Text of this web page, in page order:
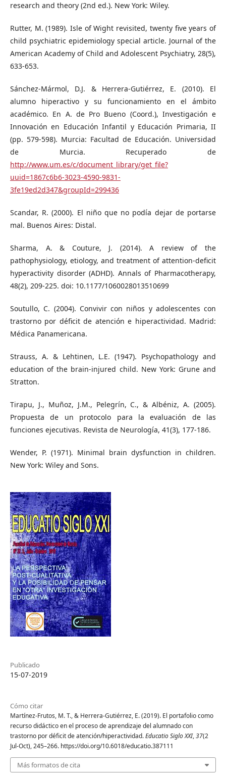
research and theory (2nd ed.). New York: Wiley.
Rutter, M. (1989). Isle of Wight revisited, twenty five years of
child psychiatric epidemiology special article. Journal of the
American Academy of Child and Adolescent Psychiatry, 28(5),
633-653.
Sánchez-Mármol, D.J. & Herrera-Gutiérrez, E. (2010). El
alumno hiperactivo y su funcionamiento en el ámbito
académico. En A. de Pro Bueno (Coord.), Investigación e
Innovación en Educación Infantil y Educación Primaria, II
(pp. 579-598). Murcia: Facultad de Educación. Universidad
de Murcia. Recuperado de
http://www.um.es/c/document_library/get_file?
uuid=1867c6b6-3023-4590-9831-
3fe19ed2d347&groupId=299436
Scandar, R. (2000). El niño que no podía dejar de portarse
mal. Buenos Aires: Distal.
Sharma, A. & Couture, J. (2014). A review of the
pathophysiology, etiology, and treatment of attention-deficit
hyperactivity disorder (ADHD). Annals of Pharmacotherapy,
48(2), 209-225. doi: 10.1177/1060028013510699
Soutullo, C. (2004). Convivir con niños y adolescentes con
trastorno por déficit de atención e hiperactividad. Madrid:
Médica Panamericana.
Strauss, A. & Lehtinen, L.E. (1947). Psychopathology and
education of the brain-injured child. New York: Grune and
Stratton.
Tirapu, J., Muñoz, J.M., Pelegrín, C., & Albéniz, A. (2005).
Propuesta de un protocolo para la evaluación de las
funciones ejecutivas. Revista de Neurología, 41(3), 177-186.
Wender, P. (1971). Minimal brain dysfunction in children.
New York: Wiley and Sons.
Publicado
15-07-2019
Cómo citar
Martínez-Frutos, M. T., & Herrera-Gutiérrez, E. (2019). El portafolio como
recurso didáctico en el proceso de aprendizaje del alumnado con
trastorno por déficit de atención/hiperactividad.Educatio Siglo XXI,37(2
Jul-Oct), 245–266. https://doi.org/10.6018/educatio.387111
Más formatos de cita